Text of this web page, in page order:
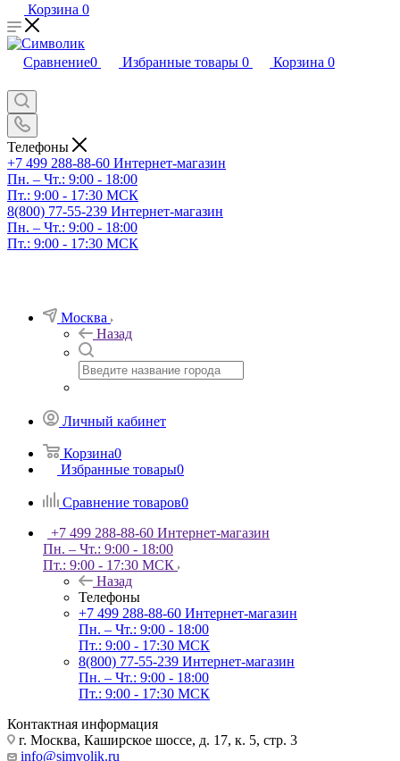
Корзина 0
Сравнение0 Избранные товары 0 Корзина 0
Телефоны
+7 499 288-88-60 Интернет-магазин
Пн. – Чт.: 9:00 - 18:00
Пт.: 9:00 - 17:30 МСК
8(800) 77-55-239 Интернет-магазин
Пн. – Чт.: 9:00 - 18:00
Пт.: 9:00 - 17:30 МСК
Москва
Назад
Личный кабинет
Корзина0
Избранные товары0
Сравнение товаров0
+7 499 288-88-60 Интернет-магазин
Пн. – Чт.: 9:00 - 18:00
Пт.: 9:00 - 17:30 МСК
Назад
Телефоны
+7 499 288-88-60 Интернет-магазин
Пн. – Чт.: 9:00 - 18:00
Пт.: 9:00 - 17:30 МСК
8(800) 77-55-239 Интернет-магазин
Пн. – Чт.: 9:00 - 18:00
Пт.: 9:00 - 17:30 МСК
Контактная информация
г. Москва, Каширское шоссе, д. 17, к. 5, стр. 3
info@simvolik.ru